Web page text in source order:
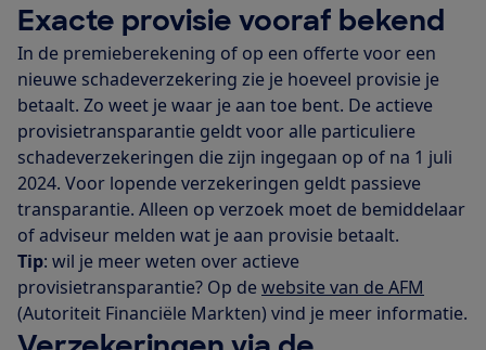
Exacte provisie vooraf bekend
In de premieberekening of op een offerte voor een
nieuwe schadeverzekering zie je hoeveel provisie je
betaalt. Zo weet je waar je aan toe bent. De actieve
provisietransparantie geldt voor alle particuliere
schadeverzekeringen die zijn ingegaan op of na 1 juli
2024. Voor lopende verzekeringen geldt passieve
transparantie. Alleen op verzoek moet de bemiddelaar
of adviseur melden wat je aan provisie betaalt.
Tip: wil je meer weten over actieve
provisietransparantie? Op dewebsite van de AFM
(Autoriteit Financiële Markten) vind je meer informatie.